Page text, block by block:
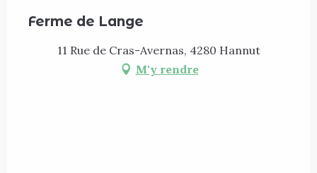
Ferme de Lange
11 Rue de Cras-Avernas, 4280 Hannut
M'y rendre